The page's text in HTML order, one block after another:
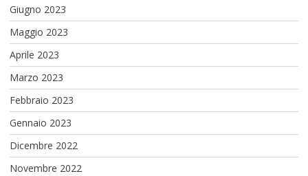
Giugno 2023
Maggio 2023
Aprile 2023
Marzo 2023
Febbraio 2023
Gennaio 2023
Dicembre 2022
Novembre 2022